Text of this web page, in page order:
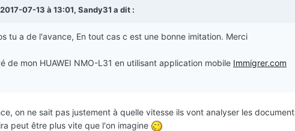
07-13 à 13:01, Sandy31 a dit :
tu a de l'avance, En tout cas c est une bonne imitation. Merci
de mon HUAWEI NMO-L31 en utilisant application mobile Immigrer.com
on ne sait pas justement à quelle vitesse ils vont analyser les
peut être plus vite que l'on imagine